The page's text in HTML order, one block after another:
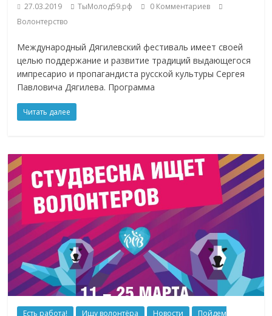
27.03.2019 ТыМолод59.рф
0 Комментариев
Волонтерство
Международный Дягилевский фестиваль имеет своей
целью поддержание и развитие традиций выдающегося
импресарио и пропагандиста русской культуры Сергея
Павловича Дягилева. Программа
Читать далее
Есть работа! Ищу волонтёра Новости
Пойдем